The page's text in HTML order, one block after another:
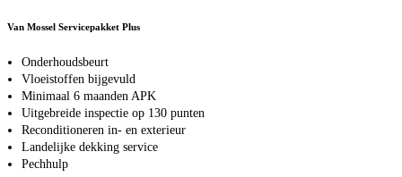
Van Mossel Servicepakket Plus
Onderhoudsbeurt
Vloeistoffen bijgevuld
Minimaal 6 maanden APK
Uitgebreide inspectie op 130 punten
Reconditioneren in- en exterieur
Landelijke dekking service
Pechhulp